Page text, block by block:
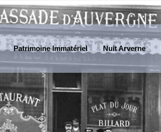
Patrimoine Immatériel Nuit Arverne